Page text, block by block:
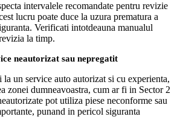
intervalele recomandate pentru revizie
lucru poate duce la uzura prematura a
Verificati intotdeauna manualul
la timp.
neautorizat sau nepregatit
la un service auto autorizat si cu experienta,
zonei dumneavoastra, cum ar fi in Sector 2
pot utiliza piese neconforme sau
punand in pericol siguranta